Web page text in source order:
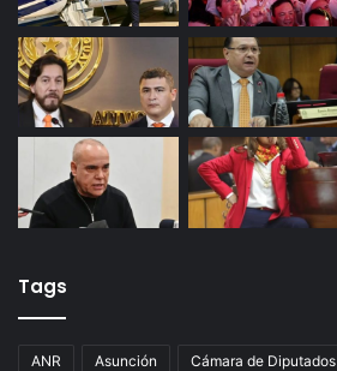
Tags
ANR Asunción Cámara de Diputados